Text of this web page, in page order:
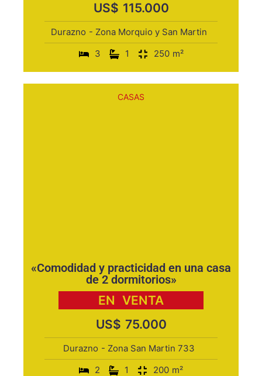
US$ 115.000
Durazno - Zona Morquio y San Martin
3
1 250 m²
CASAS
«Comodidad y practicidad en una casa
de 2 dormitorios»
EN VENTA
US$ 75.000
Durazno - Zona San Martin 733
2
1 200 m²